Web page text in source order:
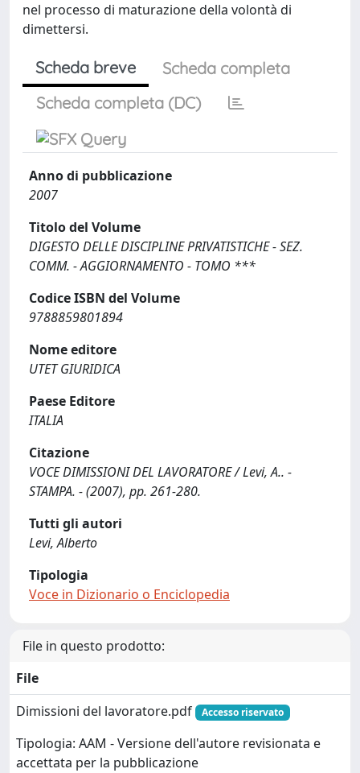
nel processo di maturazione della volontà di
dimettersi.
Scheda breve
Scheda completa
Scheda completa (DC)
Anno di pubblicazione
2007
Titolo del Volume
DIGESTO DELLE DISCIPLINE PRIVATISTICHE - SEZ.
COMM. - AGGIORNAMENTO - TOMO ***
Codice ISBN del Volume
9788859801894
Nome editore
UTET GIURIDICA
Paese Editore
ITALIA
Citazione
VOCE DIMISSIONI DEL LAVORATORE / Levi, A.. -
STAMPA. - (2007), pp. 261-280.
Tutti gli autori
Levi, Alberto
Tipologia
Voce in Dizionario o Enciclopedia
File in questo prodotto:
File
Dimissioni del lavoratore.pdf
Accesso riservato
Tipologia: AAM - Versione dell'autore revisionata e
accettata per la pubblicazione